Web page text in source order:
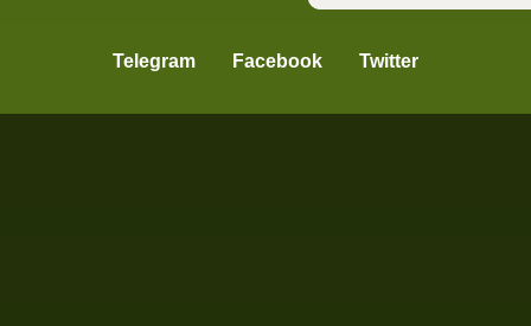
Telegram Facebook Twitter